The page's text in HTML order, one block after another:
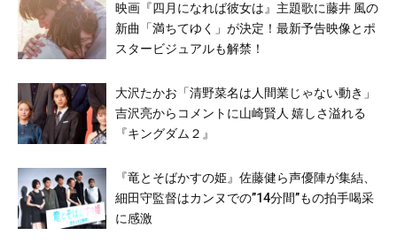
映画『四月になれば彼女は』主題歌に藤井 風の
新曲「満ちてゆく」が決定！最新予告映像とポ
スタービジュアルも解禁！
大沢たかお「清野菜名は人間業じゃない動き」
吉沢亮からコメントに山崎賢人 嬉しさ溢れる
『キングダム２』
『竜とそばかすの姫』佐藤健ら声優陣が集結、
細田守監督はカンヌでの”14分間”もの拍手喝采
に感激